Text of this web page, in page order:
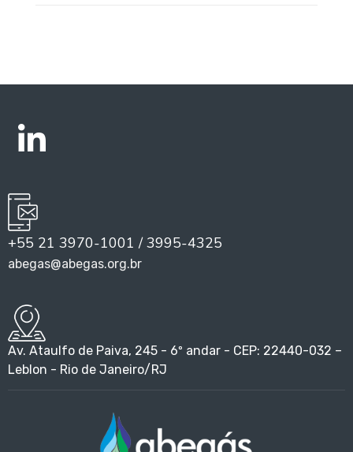
+55 21 3970-1001 / 3995-4325
abegas@abegas.org.br
Av. Ataulfo de Paiva, 245 - 6º andar - CEP: 22440-032 –
Leblon - Rio de Janeiro/RJ